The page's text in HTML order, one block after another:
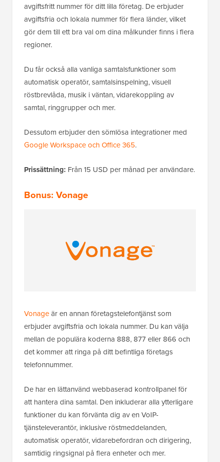
avgiftsfritt nummer för ditt lilla företag. De erbjuder
avgiftsfria och lokala nummer för flera länder, vilket
gör dem till ett bra val om dina målkunder finns i flera
regioner.
Du får också alla vanliga samtalsfunktioner som
automatisk operatör, samtalsinspelning, visuell
röstbrevlåda, musik i väntan, vidarekoppling av
samtal, ringgrupper och mer.
Dessutom erbjuder den sömlösa integrationer med
Google Workspace och Office 365.
Prissättning: Från 15 USD per månad per användare.
Bonus: Vonage
Vonageär en annan företagstelefontjänst som
erbjuder avgiftsfria och lokala nummer. Du kan välja
mellan de populära koderna 888, 877 eller 866 och
det kommer att ringa på ditt befintliga företags
telefonnummer.
De har en lättanvänd webbaserad kontrollpanel för
att hantera dina samtal. Den inkluderar alla ytterligare
funktioner du kan förvänta dig av en VoIP-
tjänsteleverantör, inklusive röstmeddelanden,
automatisk operatör, vidarebefordran och dirigering,
samtidig ringsignal på flera enheter och mer.